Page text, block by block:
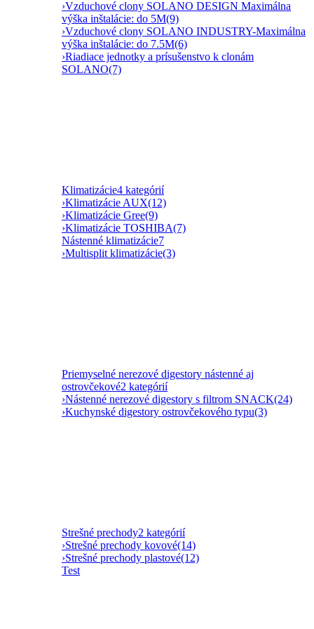
›Vzduchové clony SOLANO DESIGN Maximálna
výška inštalácie: do 5M(9)
›Vzduchové clony SOLANO INDUSTRY-Maximálna
výška inštalácie: do 7.5M(6)
›Riadiace jednotky a prísušenstvo k clonám
SOLANO(7)
Klimatizácie4 kategórií
›Klimatizácie AUX(12)
›Klimatizácie Gree(9)
›Klimatizácie TOSHIBA(7)
Nástenné klimatizácie7
›Multisplit klimatizácie(3)
Priemyselné nerezové digestory nástenné aj
ostrovčekové2 kategórií
›Nástenné nerezové digestory s filtrom SNACK(24)
›Kuchynské digestory ostrovčekového typu(3)
Strešné prechody2 kategórií
›Strešné prechody kovové(14)
›Strešné prechody plastové(12)
Test